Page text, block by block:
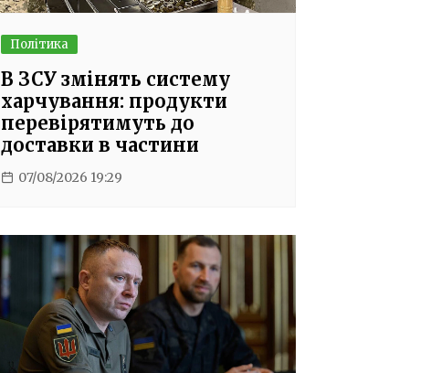
Політика
В ЗСУ змінять систему
харчування: продукти
перевірятимуть до
доставки в частини
07/08/2026 19:29